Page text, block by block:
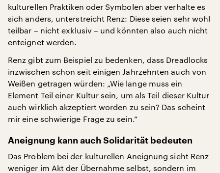
kulturellen Praktiken oder Symbolen aber verhalte es
sich anders, unterstreicht Renz: Diese seien sehr wohl
teilbar – nicht exklusiv – und könnten also auch nicht
enteignet werden.
Renz gibt zum Beispiel zu bedenken, dass Dreadlocks
inzwischen schon seit einigen Jahrzehnten auch von
Weißen getragen würden: „Wie lange muss ein
Element Teil einer Kultur sein, um als Teil dieser Kultur
auch wirklich akzeptiert worden zu sein? Das scheint
mir eine schwierige Frage zu sein.“
Aneignung kann auch Solidarität bedeuten
Das Problem bei der kulturellen Aneignung sieht Renz
weniger im Akt der Übernahme selbst, sondern im